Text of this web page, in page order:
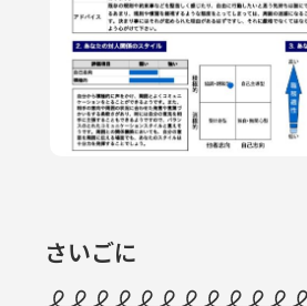
さいごに